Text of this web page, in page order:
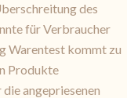
des
für Verbraucher
Warentest kommt zu
Produkte
angepriesenen